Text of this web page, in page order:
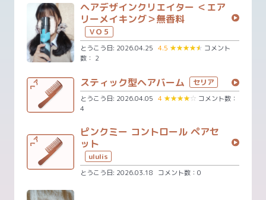
ヘアデザインクリエイター ＜エア
リーメイキング＞無香料
ＶＯ５
とうこう日: 2026.04.25 4.5 ★★★★★ コメント
数： 2
スティック型ヘアバーム セリア
とうこう日: 2026.04.05 4 ★★★★☆ コメント数：
4
ピンクミー コントロール ペアセ
ット
ululis
とうこう日: 2026.03.18 コメント数：0